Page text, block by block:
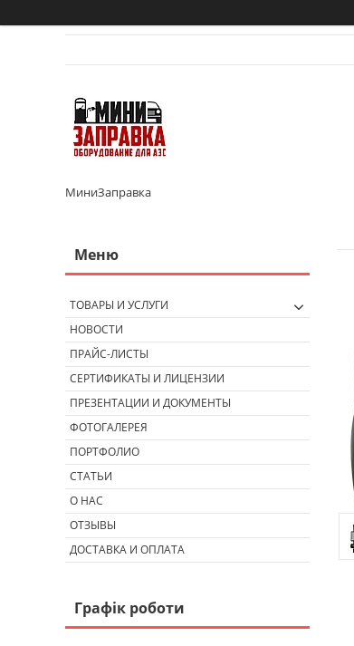
МиниЗаправка
ТОВАРЫ И УСЛУГИ
НОВОСТИ
ПРАЙС-ЛИСТЫ
СЕРТИФИКАТЫ И ЛИЦЕНЗИИ
ПРЕЗЕНТАЦИИ И ДОКУМЕНТЫ
ФОТОГАЛЕРЕЯ
ПОРТФОЛИО
СТАТЬИ
О НАС
ОТЗЫВЫ
ДОСТАВКА И ОПЛАТА
Графік роботи